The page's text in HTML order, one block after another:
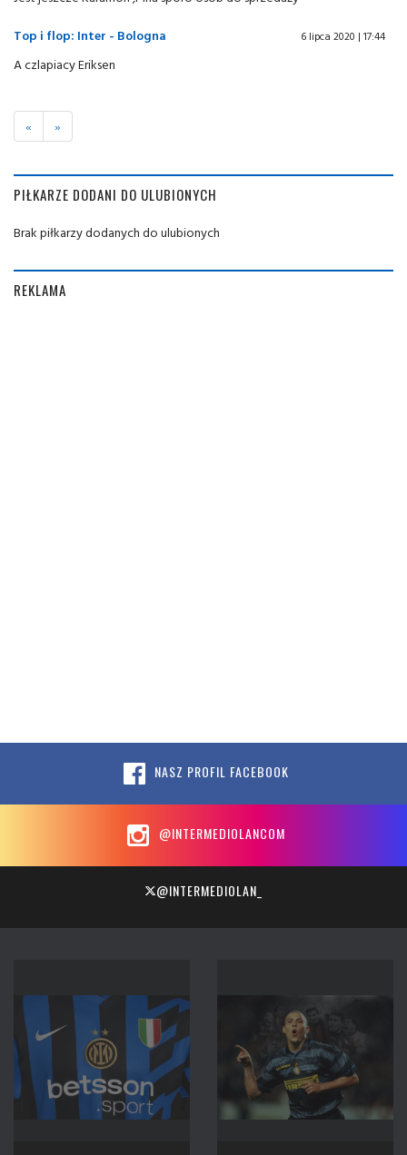
Top i flop: Inter - Bologna
6 lipca 2020 | 17:44
A czlapiacy Eriksen
« »
PIŁKARZE DODANI DO ULUBIONYCH
Brak piłkarzy dodanych do ulubionych
REKLAMA
NASZ PROFIL FACEBOOK
@INTERMEDIOLANCOM
@INTERMEDIOLAN_